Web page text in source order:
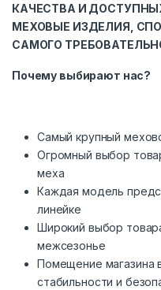
КАЧЕСТВА И
МЕХОВЫЕ ИЗДЕЛИЯ,
САМОГО
Почему выбирают нас?
Самый крупный
Огромный выбор
меха
Каждая модель
линейке
Широкий выбор
межсезонье
Помещение магазина
стабильности и